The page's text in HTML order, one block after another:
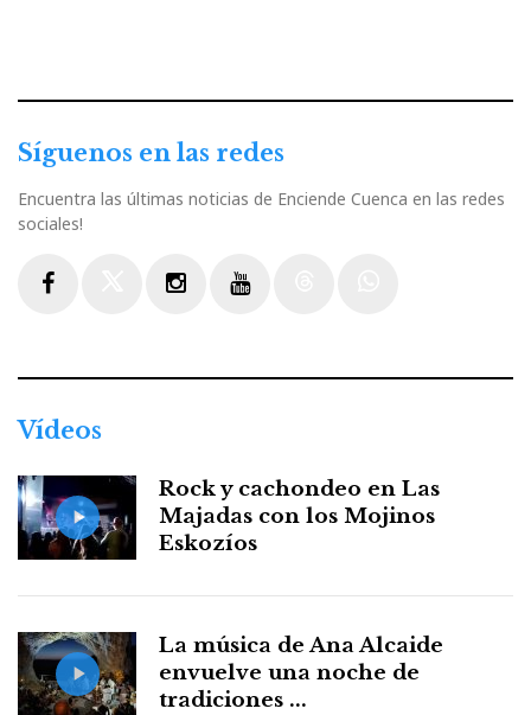
Síguenos en las redes
Encuentra las últimas noticias de Enciende Cuenca en las redes
sociales!
Vídeos
Rock y cachondeo en Las
Majadas con los Mojinos
Eskozíos
La música de Ana Alcaide
envuelve una noche de
tradiciones ...